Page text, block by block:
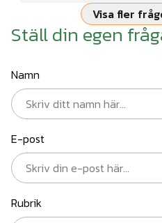
Visa fler
Ställ din egen
Namn
E-post
Rubrik